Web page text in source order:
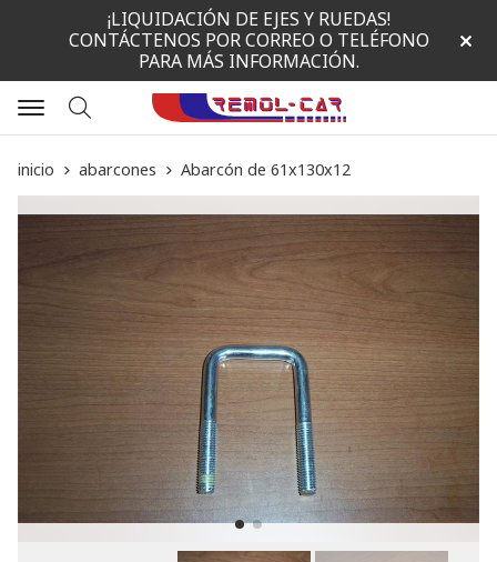
¡LIQUIDACIÓN DE EJES Y RUEDAS!
CONTÁCTENOS POR CORREO O TELÉFONO
PARA MÁS INFORMACIÓN.
Buscar
inicio abarcones Abarcón de 61x130x12